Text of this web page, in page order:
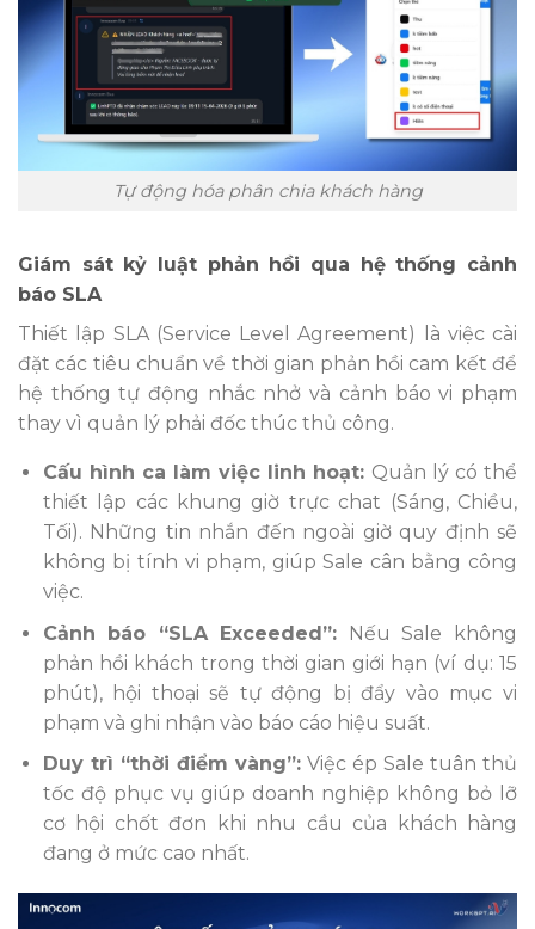
Tự động hóa phân chia khách hàng
Giám sát kỷ luật phản hồi qua hệ thống cảnh
báo SLA
Thiết lập SLA (Service Level Agreement) là việc cài
đặt các tiêu chuẩn về thời gian phản hồi cam kết để
hệ thống tự động nhắc nhở và cảnh báo vi phạm
thay vì quản lý phải đốc thúc thủ công.
Cấu hình ca làm việc linh hoạt: Quản lý có thể
thiết lập các khung giờ trực chat (Sáng, Chiều,
Tối). Những tin nhắn đến ngoài giờ quy định sẽ
không bị tính vi phạm, giúp Sale cân bằng công
việc.
Cảnh báo “SLA Exceeded”: Nếu Sale không
phản hồi khách trong thời gian giới hạn (ví dụ: 15
phút), hội thoại sẽ tự động bị đẩy vào mục vi
phạm và ghi nhận vào báo cáo hiệu suất.
Duy trì “thời điểm vàng”:Việc ép Sale tuân thủ
tốc độ phục vụ giúp doanh nghiệp không bỏ lỡ
cơ hội chốt đơn khi nhu cầu của khách hàng
đang ở mức cao nhất.